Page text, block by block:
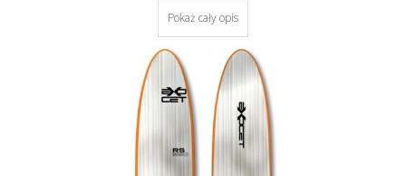
Pokaż cały opis